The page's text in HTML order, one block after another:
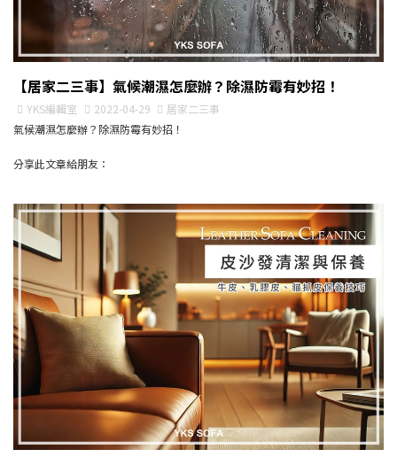
【居家二三事】氣候潮濕怎麼辦？除濕防霉有妙招！
YKS編輯室 2022-04-29
居家二三事
氣候潮濕怎麼辦？除濕防霉有妙招！
分享此文章給朋友：